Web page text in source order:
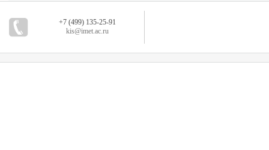
+7 (499) 135-25-91
kis@imet.ac.ru